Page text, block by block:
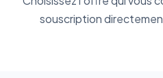
souscription